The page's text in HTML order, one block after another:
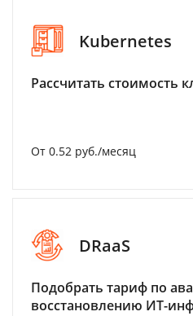
Kubernetes
Рассчитать стоимость
От 0.52 руб./месяц
DRaaS
Подобрать тариф по
восстановлению ИТ-